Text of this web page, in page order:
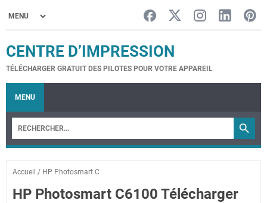
CENTRE D’IMPRESSION
TÉLÉCHARGER GRATUIT DES PILOTES POUR VOTRE APPAREIL
MENU
Accueil / HP Photosmart C
HP Photosmart C6100 Télécharger